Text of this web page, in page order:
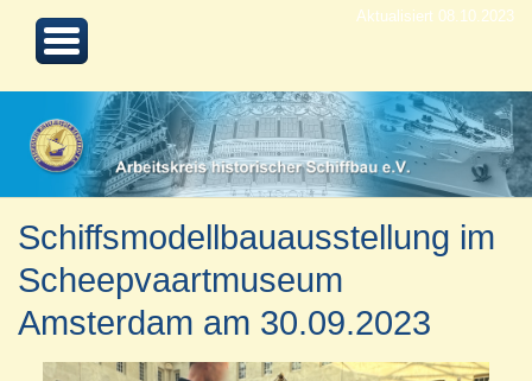
Aktualisiert 08.10.2023
Schiffsmodellbauausstellung im
Scheepvaartmuseum
Amsterdam am 30.09.2023